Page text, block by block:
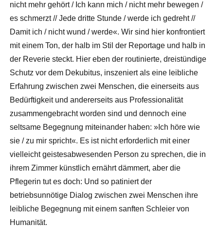
nicht mehr gehört / Ich kann mich / nicht mehr bewegen /
es schmerzt // Jede dritte Stunde / werde ich gedreht //
Damit ich / nicht wund / werde«. Wir sind hier konfrontiert
mit einem Ton, der halb im Stil der Reportage und halb in
der Reverie steckt. Hier eben der routinierte, dreistündige
Schutz vor dem Dekubitus, inszeniert als eine leibliche
Erfahrung zwischen zwei Menschen, die einerseits aus
Bedürftigkeit und andererseits aus Professionalität
zusammengebracht worden sind und dennoch eine
seltsame Begegnung miteinander haben: »Ich höre wie
sie / zu mir spricht«. Es ist nicht erforderlich mit einer
vielleicht geistesabwesenden Person zu sprechen, die in
ihrem Zimmer künstlich ernährt dämmert, aber die
Pflegerin tut es doch: Und so patiniert der
betriebsunnötige Dialog zwischen zwei Menschen ihre
leibliche Begegnung mit einem sanften Schleier von
Humanität.